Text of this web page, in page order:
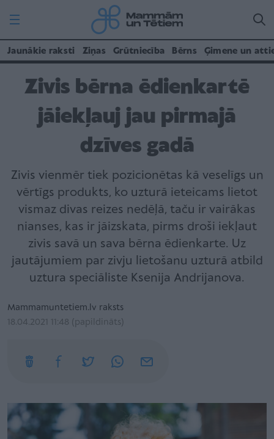
Jaunākie raksti Ziņas Grūtniecība Bērns Ģimene un
Zivis bērna ēdienkartē
jāiekļauj jau pirmajā
dzīves gadā
Zivis vienmēr tiek pozicionētas kā veselīgs un
vērtīgs produkts, ko uzturā ieteicams lietot
vismaz divas reizes nedēļā, taču ir vairākas
nianses, kas ir jāizskata, pirms droši iekļaut
zivis savā un sava bērna ēdienkarte. Uz
jautājumiem par zivju lietošanu uzturā atbild
uztura speciāliste Ksenija Andrijanova.
Mammamuntetiem.lv raksts
18.04.2021 11:48 (papildināts)